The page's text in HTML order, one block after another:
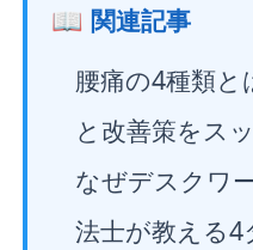
📖 関連記事
腰痛の4種類
と改善策をス
なぜデスクワ
法士が教える4